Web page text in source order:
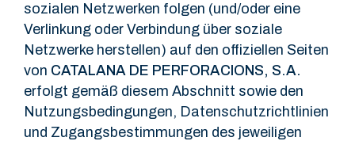
sozialen Netzwerken folgen (und/oder eine
Verlinkung oder Verbindung über soziale
Netzwerke herstellen) auf den offiziellen Seiten
von CATALANA DE PERFORACIONS, S.A.
erfolgt gemäß diesem Abschnitt sowie den
Nutzungsbedingungen, Datenschutzrichtlinien
und Zugangsbestimmungen des jeweiligen